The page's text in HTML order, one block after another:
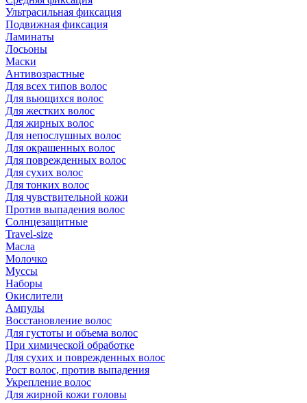
Ультрасильная фиксация
Подвижная фиксация
Ламинаты
Лосьоны
Маски
Антивозрастные
Для всех типов волос
Для вьющихся волос
Для жестких волос
Для жирных волос
Для непослушных волос
Для окрашенных волос
Для поврежденных волос
Для сухих волос
Для тонких волос
Для чувствительной кожи
Против выпадения волос
Солнцезащитные
Travel-size
Масла
Молочко
Муссы
Наборы
Окислители
Ампулы
Восстановление волос
Для густоты и объема волос
При химической обработке
Для сухих и поврежденных волос
Рост волос, против выпадения
Укрепление волос
Для жирной кожи головы